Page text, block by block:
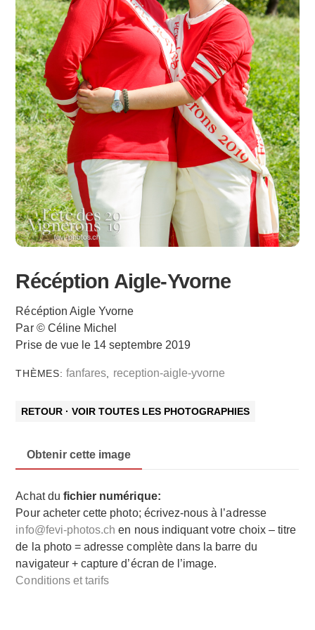
Récéption Aigle-Yvorne
Récéption Aigle Yvorne
Par © Céline Michel
Prise de vue le 14 septembre 2019
THÈMES:fanfares reception-aigle-yvorne
RETOUR · VOIR TOUTES LES PHOTOGRAPHIES
Obtenir cette image
Achat du fichier numérique:
Pour acheter cette photo; écrivez-nous à l’adresse
info@fevi-photos.ch en nous indiquant votre choix – titre
de la photo = adresse complète dans la barre du
navigateur + capture d’écran de l’image.
Conditions et tarifs